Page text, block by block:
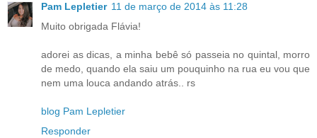
Pam Lepletier 11 de março de 2014 às 11:28
Muito obrigada Flávia!
adorei as dicas, a minha bebê só passeia no quintal, morro
de medo, quando ela saiu um pouquinho na rua eu vou que
nem uma louca andando atrás.. rs
blog Pam Lepletier
Responder